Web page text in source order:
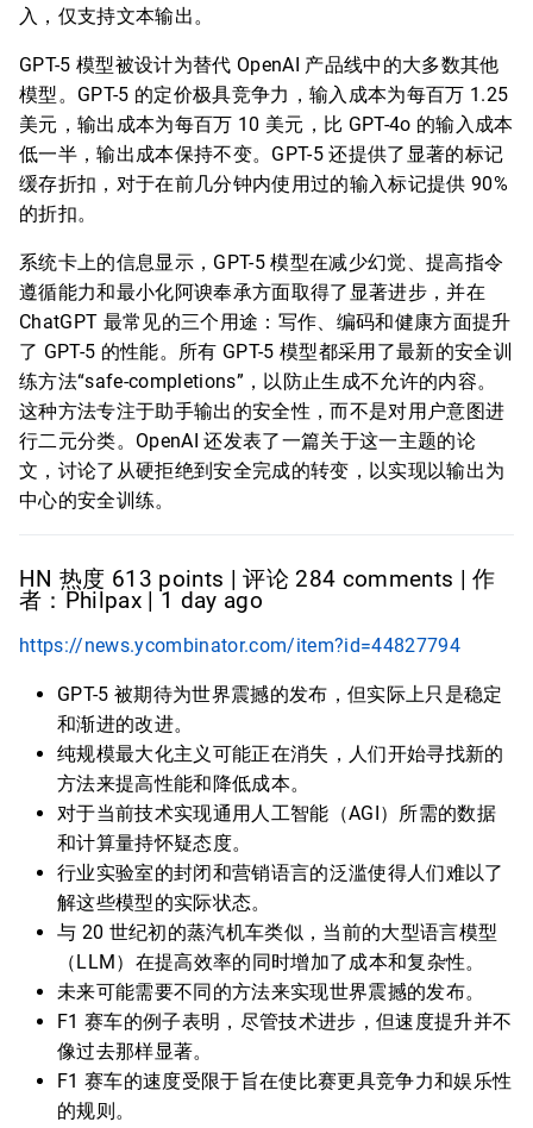
入，仅支持文本输出。
GPT-5 模型被设计为替代 OpenAI 产品线中的大多数其他
模型。GPT-5 的定价极具竞争力，输入成本为每百万 1.25
美元，输出成本为每百万 10 美元，比 GPT-4o 的输入成本
低一半，输出成本保持不变。GPT-5 还提供了显著的标记
缓存折扣，对于在前几分钟内使用过的输入标记提供 90%
的折扣。
系统卡上的信息显示，GPT-5 模型在减少幻觉、提高指令
遵循能力和最小化阿谀奉承方面取得了显著进步，并在
ChatGPT 最常见的三个用途：写作、编码和健康方面提升
了 GPT-5 的性能。所有 GPT-5 模型都采用了最新的安全训
练方法“safe-completions”，以防止生成不允许的内容。
这种方法专注于助手输出的安全性，而不是对用户意图进
行二元分类。OpenAI 还发表了一篇关于这一主题的论
文，讨论了从硬拒绝到安全完成的转变，以实现以输出为
中心的安全训练。
HN 热度 613 points | 评论 284 comments | 作
者：Philpax | 1 day ago
https://news.ycombinator.com/item?id=44827794
GPT-5 被期待为世界震撼的发布，但实际上只是稳定
和渐进的改进。
纯规模最大化主义可能正在消失，人们开始寻找新的
方法来提高性能和降低成本。
对于当前技术实现通用人工智能（AGI）所需的数据
和计算量持怀疑态度。
行业实验室的封闭和营销语言的泛滥使得人们难以了
解这些模型的实际状态。
与 20 世纪初的蒸汽机车类似，当前的大型语言模型
（LLM）在提高效率的同时增加了成本和复杂性。
未来可能需要不同的方法来实现世界震撼的发布。
F1 赛车的例子表明，尽管技术进步，但速度提升并不
像过去那样显著。
F1 赛车的速度受限于旨在使比赛更具竞争力和娱乐性
的规则。